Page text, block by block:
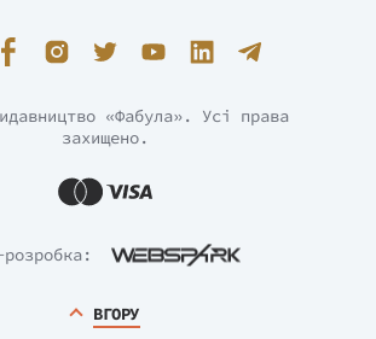
«Фабула». Усі права
захищено.
ВГОРУ